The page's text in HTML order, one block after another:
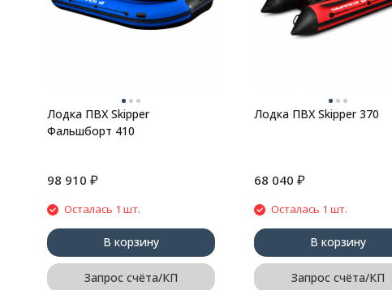
Лодка ПВХ Skipper
Фальшборт 410
98 910 ₽
Осталась 1 шт.
В корзину
Запрос счёта/КП
Лодка ПВХ Skipper 370
68 040 ₽
Осталась 1 шт.
В корзину
Запрос счёта/КП